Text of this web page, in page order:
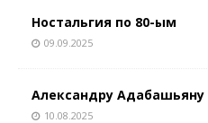
Ностальгия по 80-ым
09.09.2025
Александру Адабашьяну
10.08.2025